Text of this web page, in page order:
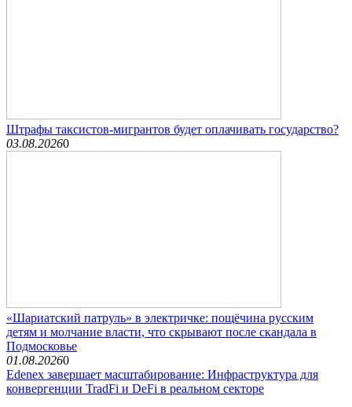
Штрафы таксистов-мигрантов будет оплачивать государство?
03.08.20260
«Шариатский патруль» в электричке: пощёчина русским
детям и молчание власти, что скрывают после скандала в
Подмосковье
01.08.20260
Edenex завершает масштабирование: Инфраструктура для
конвергенции TradFi и DeFi в реальном секторе